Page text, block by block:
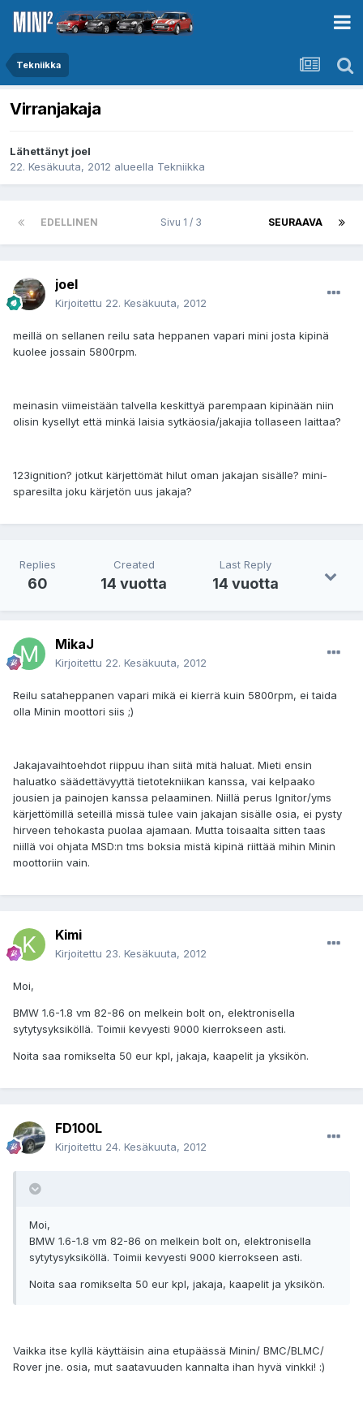
Tekniikka
Virranjakaja
Lähettänyt joel
22. Kesäkuuta, 2012 alueella Tekniikka
EDELLINEN SEURAAVA
Sivu 1 / 3
joel
Kirjoitettu 22. Kesäkuuta, 2012
meillä on sellanen reilu sata heppanen vapari mini josta kipinä
kuolee jossain 5800rpm.
meinasin viimeistään talvella keskittyä parempaan kipinään niin
olisin kysellyt että minkä laisia sytkäosia/jakajia tollaseen laittaa?
123ignition? jotkut kärjettömät hilut oman jakajan sisälle? mini-
sparesilta joku kärjetön uus jakaja?
Replies
60
Created
14 vuotta
Last Reply
14 vuotta
MikaJ
Kirjoitettu 22. Kesäkuuta, 2012
Reilu sataheppanen vapari mikä ei kierrä kuin 5800rpm, ei taida
olla Minin moottori siis ;)
Jakajavaihtoehdot riippuu ihan siitä mitä haluat. Mieti ensin
haluatko säädettävyyttä tietotekniikan kanssa, vai kelpaako
jousien ja painojen kanssa pelaaminen. Niillä perus Ignitor/yms
kärjettömillä seteillä missä tulee vain jakajan sisälle osia, ei pysty
hirveen tehokasta puolaa ajamaan. Mutta toisaalta sitten taas
niillä voi ohjata MSD:n tms boksia mistä kipinä riittää mihin Minin
moottoriin vain.
Kimi
Kirjoitettu 23. Kesäkuuta, 2012
Moi,
BMW 1.6-1.8 vm 82-86 on melkein bolt on, elektronisella
sytytysyksiköllä. Toimii kevyesti 9000 kierrokseen asti.
Noita saa romikselta 50 eur kpl, jakaja, kaapelit ja yksikön.
FD100L
Kirjoitettu 24. Kesäkuuta, 2012
Moi,
BMW 1.6-1.8 vm 82-86 on melkein bolt on, elektronisella
sytytysyksiköllä. Toimii kevyesti 9000 kierrokseen asti.
Noita saa romikselta 50 eur kpl, jakaja, kaapelit ja yksikön.
Vaikka itse kyllä käyttäisin aina etupäässä Minin/ BMC/BLMC/
Rover jne. osia, mut saatavuuden kannalta ihan hyvä vinkki! :)